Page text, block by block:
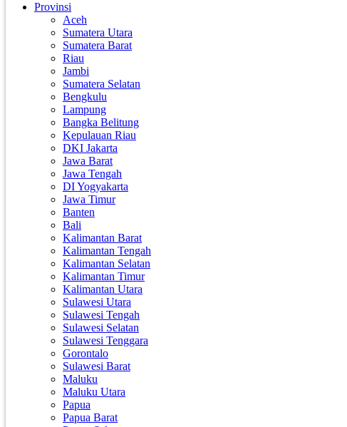
Provinsi
Aceh
Sumatera Utara
Sumatera Barat
Riau
Jambi
Sumatera Selatan
Bengkulu
Lampung
Bangka Belitung
Kepulauan Riau
DKI Jakarta
Jawa Barat
Jawa Tengah
DI Yogyakarta
Jawa Timur
Banten
Bali
Kalimantan Barat
Kalimantan Tengah
Kalimantan Selatan
Kalimantan Timur
Kalimantan Utara
Sulawesi Utara
Sulawesi Tengah
Sulawesi Selatan
Sulawesi Tenggara
Gorontalo
Sulawesi Barat
Maluku
Maluku Utara
Papua
Papua Barat